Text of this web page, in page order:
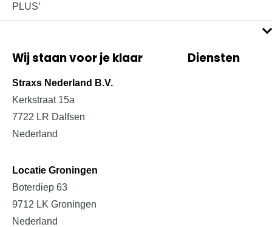
PLUS’
Wij staan voor je klaar
Straxs Nederland B.V.
Kerkstraat 15a
7722 LR Dalfsen
Nederland
Locatie Groningen
Boterdiep 63
9712 LK Groningen
Nederland
Diensten